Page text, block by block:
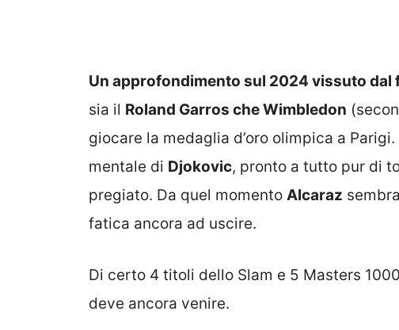
Un approfondimento sul 2024 vissuto dal
sia il Roland Garros che Wimbledon
giocare la medaglia d’oro olimpica a
mentale di Djokovic, pronto a tutto pur di
pregiato. Da quel momento Alcaraz
fatica ancora ad uscire.
Di certo 4 titoli dello Slam e 5 Masters
deve ancora venire.